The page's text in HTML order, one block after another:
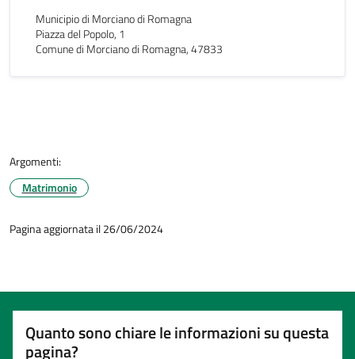
Municipio di Morciano di Romagna
Piazza del Popolo, 1
Comune di Morciano di Romagna, 47833
Argomenti:
Matrimonio
Pagina aggiornata il 26/06/2024
Quanto sono chiare le informazioni su questa
pagina?